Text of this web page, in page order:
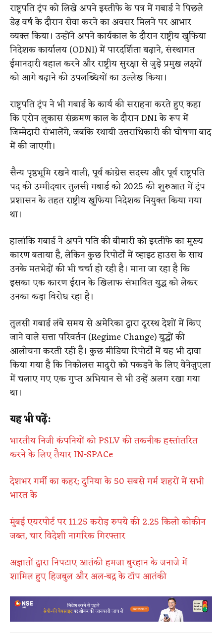
राष्ट्रपति ट्रंप को लिखे अपने इस्तीफे के पत्र में गबार्ड ने पिछले
डेढ़ वर्ष के दौरान सेवा करने का अवसर मिलने पर आभार
व्यक्त किया। उन्होंने अपने कार्यकाल के दौरान राष्ट्रीय खुफिया
निदेशक कार्यालय (ODNI) में पारदर्शिता बढ़ाने, संस्थागत
ईमानदारी बहाल करने और राष्ट्रीय सुरक्षा से जुड़े प्रमुख लक्ष्यों
को आगे बढ़ाने की उपलब्धियों का उल्लेख किया।
राष्ट्रपति ट्रंप ने भी गबार्ड के कार्य की सराहना करते हुए कहा
कि एरोन लुकास संक्रमण काल के दौरान DNI के रूप में
जिम्मेदारी संभालेंगे, जबकि स्थायी उत्तराधिकारी की घोषणा बाद
में की जाएगी।
सैन्य पृष्ठभूमि रखने वाली, पूर्व कांग्रेस सदस्य और पूर्व राष्ट्रपति
पद की उम्मीदवार तुलसी गबार्ड को 2025 की शुरुआत में ट्रंप
प्रशासन के तहत राष्ट्रीय खुफिया निदेशक नियुक्त किया गया
था।
हालांकि गबार्ड ने अपने पति की बीमारी को इस्तीफे का मुख्य
कारण बताया है, लेकिन कुछ रिपोर्टों में व्हाइट हाउस के साथ
उनके मतभेदों की भी चर्चा हो रही है। माना जा रहा है कि
इसका एक कारण ईरान के खिलाफ संभावित युद्ध को लेकर
उनका कड़ा विरोध रहा है।
तुलसी गबार्ड लंबे समय से अमेरिका द्वारा दूरस्थ देशों में किए
जाने वाले सत्ता परिवर्तन (Regime Change) युद्धों की
आलोचना करती रही हैं। कुछ मीडिया रिपोर्टों में यह भी दावा
किया गया है कि निकोलस मादुरो को पकड़ने के लिए वेनेज़ुएला
में चलाए गए एक गुप्त अभियान से भी उन्हें अलग रखा गया
था।
यह भी पढ़ें:
भारतीय निजी कंपनियों को PSLV की तकनीक हस्तांतरित
करने के लिए तैयार IN-SPACe
देशभर गर्मी का कहर; दुनिया के 50 सबसे गर्म शहरों में सभी
भारत के
मुंबई एयरपोर्ट पर 11.25 करोड़ रुपये की 2.25 किलो कोकीन
जब्त, चार विदेशी नागरिक गिरफ्तार
अज्ञातों द्वारा निपटाए आतंकी हमजा बुरहान के जनाजे में
शामिल हुए हिजबुल और अल-बद्र के टॉप आतंकी